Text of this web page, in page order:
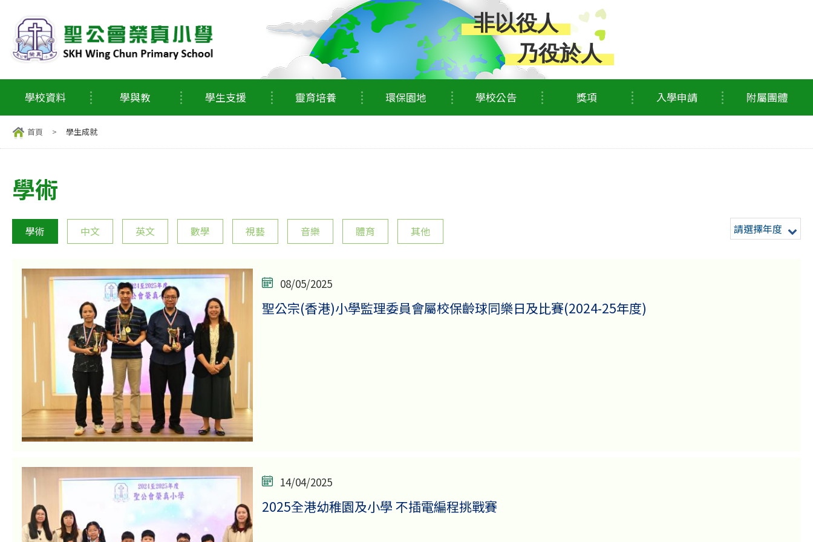
非以役人
乃役於人
學校資料 學與教 學生支援 靈育培養 環保園地 學校公告 獎項 入學申請 附屬團體
首頁 > 學生成就
學術
請選擇年度
學術 中文 英文 數學 視藝 音樂 體育 其他
08/05/2025
聖公宗(香港)小學監理委員會屬校保齡球同樂日及比賽(2024-25年度)
14/04/2025
2025全港幼稚園及小學 不插電編程挑戰賽